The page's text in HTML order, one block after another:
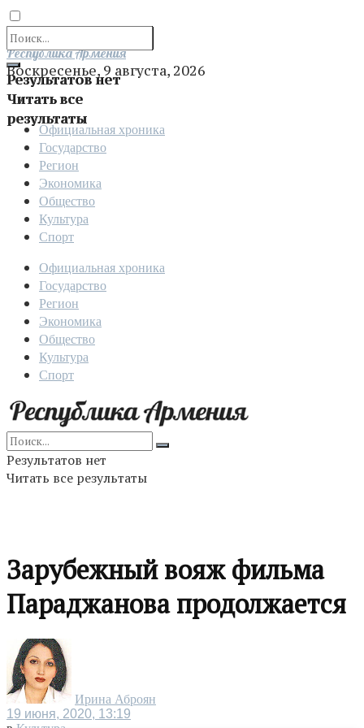
Результатов нет
Читать все
результаты
Отправить
Республика Армения
Воскресенье, 9 августа, 2026
Официальная хроника
Государство
Регион
Экономика
Общество
Культура
Спорт
Официальная хроника
Государство
Регион
Экономика
Общество
Культура
Спорт
Результатов нет
Читать все результаты
Зарубежный вояж фильма
Параджанова продолжается
Ирина Аброян
19 июня, 2020, 13:19